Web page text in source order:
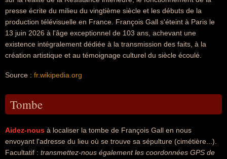
presse écrite du milieu du vingtième siècle et les débuts de la
production télévisuelle en France. François Gall s'éteint à Paris le
13 juin 2026 à l'âge exceptionnel de 103 ans, achevant une
existence intégralement dédiée à la transmission des faits, à la
création artistique et au témoignage culturel du siècle écoulé.
Source : fr.wikipedia.org
Tombe
Aidez-nous à localiser la tombe de François Gall en nous
envoyant l'adresse du lieu où se trouve sa sépulture (cimétière...).
Facultatif : transmettez-nous également les coordonnées GPS de